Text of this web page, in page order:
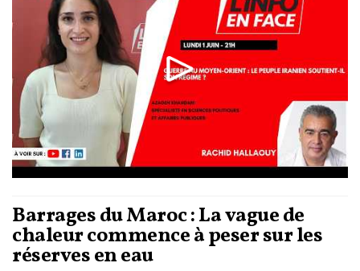
Barrages du Maroc : La vague de
chaleur commence à peser sur les
réserves en eau